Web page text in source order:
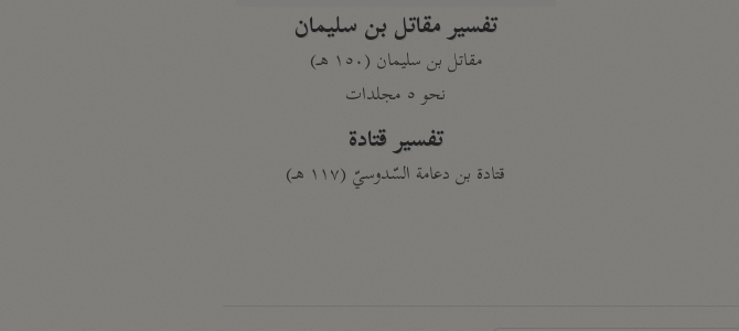
تفسير مقاتل بن سليمان
مقاتل بن سليمان (١٥٠ هـ)
نحو ٥ مجلدات
تفسير قتادة
قتادة بن دعامة السّدوسيّ (١١٧ هـ)